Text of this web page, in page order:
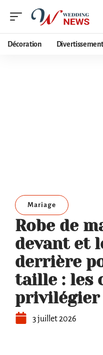
Décoration Divertissement
Mariage
Robe de
devant et
derrière
taille : les
privilégier
3 juillet 2026